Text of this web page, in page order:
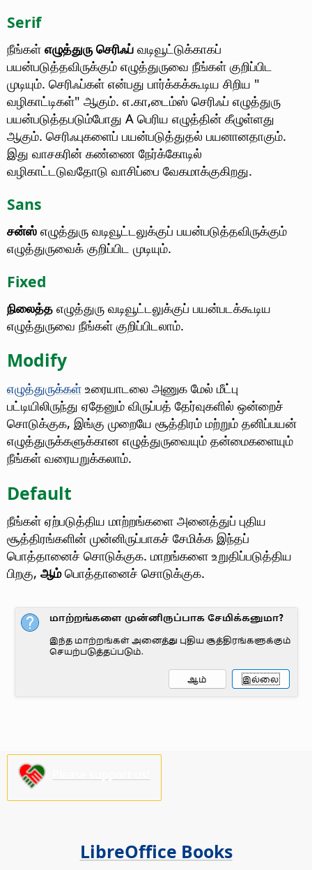
Serif
நீங்கள் எழுத்துரு செரிஃப் வடிவூட்டுக்காகப்
பயன்படுத்தவிருக்கும் எழுத்துருவை நீங்கள் குறிப்பிட
முடியும். செரிஃப்கள் என்பது பார்க்கக்கூடிய சிறிய "
வழிகாட்டிகள்" ஆகும். எ.கா,டைம்ஸ் செரிஃப் எழுத்துரு
பயன்படுத்தபடும்போது A பெரிய எழுத்தின் கீழுள்ளது
ஆகும். செரிஃபுகளைப் பயன்படுத்துதல் பயனானதாகும்.
இது வாசகரின் கண்ணை நேர்க்கோடில்
வழிகாட்டடுவதோடு வாசிப்பை வேகமாக்குகிறது.
Sans
சன்ஸ் எழுத்துரு வடிவூட்டலுக்குப் பயன்படுத்தவிருக்கும்
எழுத்துருவைக் குறிப்பிட முடியும்.
Fixed
நிலைத்த எழுத்துரு வடிவூட்டலுக்குப் பயன்படக்கூடிய
எழுத்துருவை நீங்கள் குறிப்பிடலாம்.
Modify
எழுத்துருக்கள் உரையாடலை அணுக மேல் மீட்பு
பட்டியிலிருந்து ஏதேனும் விருப்பத் தேர்வுகளில் ஒன்றைச்
சொடுக்குக, இங்கு முறையே சூத்திரம் மற்றும் தனிப்பயன்
எழுத்துருக்களுக்கான எழுத்துருவையும் தன்மைகளையும்
நீங்கள் வரையறுக்கலாம்.
Default
நீங்கள் ஏற்படுத்திய மாற்றங்களை அனைத்துப் புதிய
சூத்திரங்களின் முன்னிருப்பாகச் சேமிக்க இந்தப்
பொத்தானைச் சொடுக்குக. மாறங்களை உறுதிப்படுத்திய
பிறகு, ஆம்பொத்தானைச் சொடுக்குக.
LibreOffice Books